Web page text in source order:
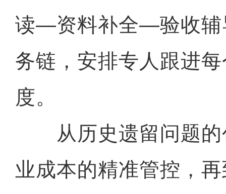
读—资料补全—验收辅
务链，安排专人跟进
度。
从历史遗留问题的
业成本的精准管控，